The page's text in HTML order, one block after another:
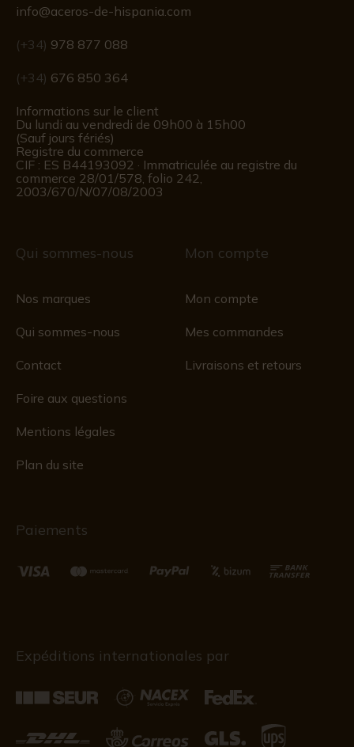
info@aceros-de-hispania.com
(+34) 978 877 088
(+34) 676 850 364
Informations sur le client
Du lundi au vendredi de 09h00 à 15h00
(Sauf jours fériés)
Registre du commerce
CIF : ES B44193092 · Immatriculée au registre du
commerce 28/01/578, folio 242,
2003/670/N/07/08/2003
Qui sommes-nous
Nos marques
Qui sommes-nous
Contact
Foire aux questions
Mentions légales
Plan du site
Mon compte
Mon compte
Mes commandes
Livraisons et retours
Paiements
Expéditions internationales par